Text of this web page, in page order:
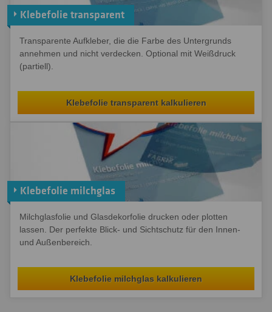
Klebefolie transparent
Transparente Aufkleber, die die Farbe des Untergrunds
annehmen und nicht verdecken. Optional mit Weißdruck
(partiell).
Klebefolie transparent kalkulieren
Klebefolie milchglas
Milchglasfolie und Glasdekorfolie drucken oder plotten
lassen. Der perfekte Blick- und Sichtschutz für den Innen-
und Außenbereich.
Klebefolie milchglas kalkulieren